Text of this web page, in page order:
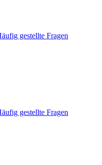
gestellte Fragen
gestellte Fragen